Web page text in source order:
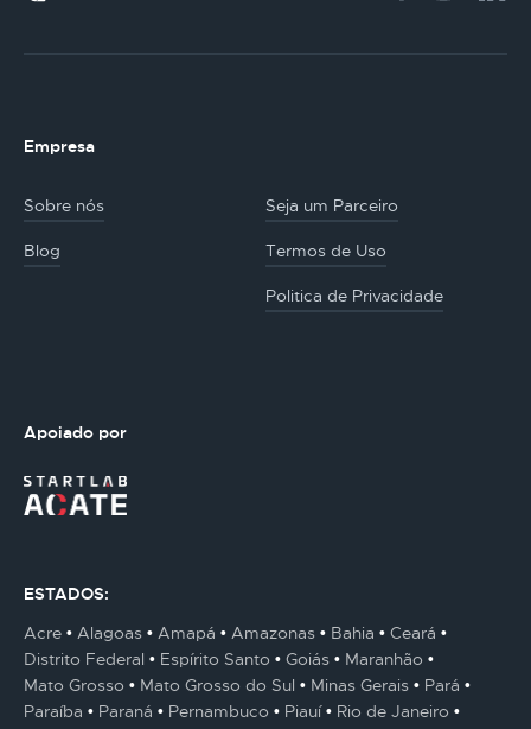
Empresa
Sobre nós Seja um Parceiro
Blog Termos de Uso
Politica de Privacidade
Apoiado por
ESTADOS:
Acre
Alagoas Amapá Amazonas Bahia
Ceará
Distrito Federal
Espírito Santo Goiás
Maranhão
Mato Grosso
Mato Grosso do Sul Minas Gerais
Pará
Paraíba
Paraná Pernambuco Piauí
Rio de Janeiro